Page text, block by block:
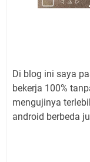
Di blog ini saya
bekerja 100%
mengujinya
android berbeda